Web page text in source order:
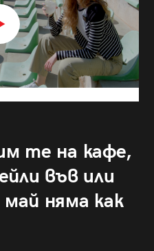
те на кафе,
във или
май няма как